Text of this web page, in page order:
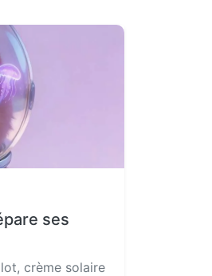
ses
crème solaire